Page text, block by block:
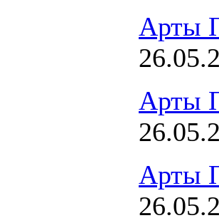
Арты
Арты
Арты